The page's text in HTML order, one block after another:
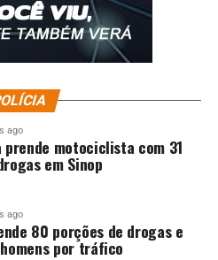
ago
prende motociclista com 31
em Sinop
ago
80 porções de drogas e
por tráfico